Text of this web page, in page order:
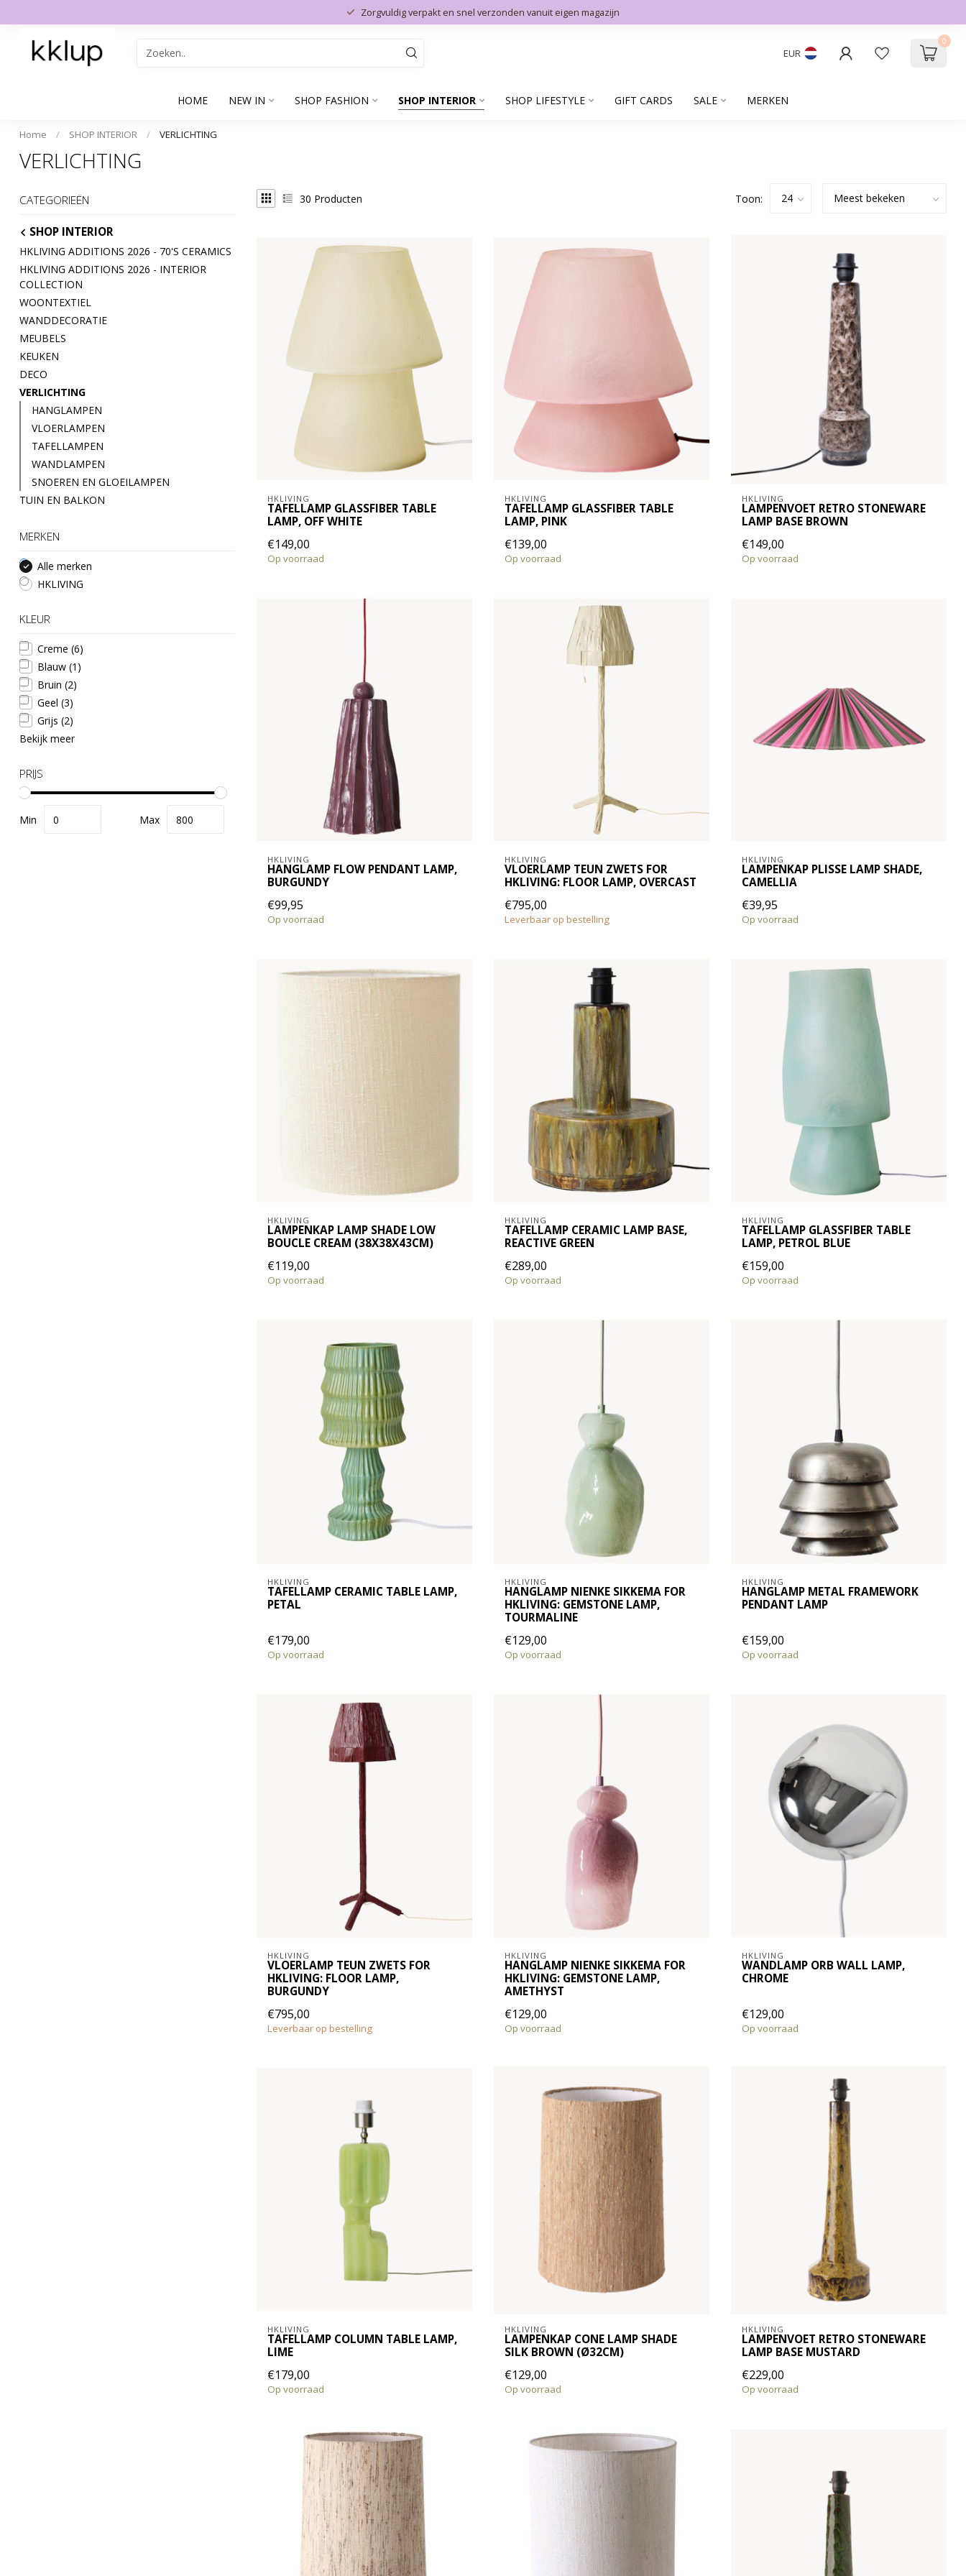
Zorgvuldig verpakt en snel verzonden vanuit eigen magazijn
EUR
0
HOME NEW IN SHOP FASHION SHOP INTERIOR SHOP LIFESTYLE GIFT CARDS SALE MERKEN
Home / SHOP INTERIOR / VERLICHTING
VERLICHTING
CATEGORIEËN
SHOP INTERIOR
HKLIVING ADDITIONS 2026 - 70'S CERAMICS
HKLIVING ADDITIONS 2026 - INTERIOR
COLLECTION
WOONTEXTIEL
WANDDECORATIE
MEUBELS
KEUKEN
DECO
VERLICHTING
HANGLAMPEN
VLOERLAMPEN
TAFELLAMPEN
WANDLAMPEN
SNOEREN EN GLOEILAMPEN
TUIN EN BALKON
MERKEN
Alle merken
HKLIVING
KLEUR
Creme (6)
Blauw (1)
Bruin (2)
Geel (3)
Grijs (2)
Bekijk meer
PRIJS
Min Max
30 Producten Toon:
HKLIVING
TAFELLAMP GLASSFIBER TABLE
LAMP, OFF WHITE
€149,00
Op voorraad
HKLIVING
TAFELLAMP GLASSFIBER TABLE
LAMP, PINK
€139,00
Op voorraad
HKLIVING
LAMPENVOET RETRO STONEWARE
LAMP BASE BROWN
€149,00
Op voorraad
HKLIVING
HANGLAMP FLOW PENDANT LAMP,
BURGUNDY
€99,95
Op voorraad
HKLIVING
VLOERLAMP TEUN ZWETS FOR
HKLIVING: FLOOR LAMP, OVERCAST
€795,00
Leverbaar op bestelling
HKLIVING
LAMPENKAP PLISSE LAMP SHADE,
CAMELLIA
€39,95
Op voorraad
HKLIVING
LAMPENKAP LAMP SHADE LOW
BOUCLE CREAM (38X38X43CM)
€119,00
Op voorraad
HKLIVING
TAFELLAMP CERAMIC LAMP BASE,
REACTIVE GREEN
€289,00
Op voorraad
HKLIVING
TAFELLAMP GLASSFIBER TABLE
LAMP, PETROL BLUE
€159,00
Op voorraad
HKLIVING
TAFELLAMP CERAMIC TABLE LAMP,
PETAL
€179,00
Op voorraad
HKLIVING
HANGLAMP NIENKE SIKKEMA FOR
HKLIVING: GEMSTONE LAMP,
TOURMALINE
€129,00
Op voorraad
HKLIVING
HANGLAMP METAL FRAMEWORK
PENDANT LAMP
€159,00
Op voorraad
HKLIVING
VLOERLAMP TEUN ZWETS FOR
HKLIVING: FLOOR LAMP,
BURGUNDY
€795,00
Leverbaar op bestelling
HKLIVING
HANGLAMP NIENKE SIKKEMA FOR
HKLIVING: GEMSTONE LAMP,
AMETHYST
€129,00
Op voorraad
HKLIVING
WANDLAMP ORB WALL LAMP,
CHROME
€129,00
Op voorraad
HKLIVING
TAFELLAMP COLUMN TABLE LAMP,
LIME
€179,00
Op voorraad
HKLIVING
LAMPENKAP CONE LAMP SHADE
SILK BROWN (Ø32CM)
€129,00
Op voorraad
HKLIVING
LAMPENVOET RETRO STONEWARE
LAMP BASE MUSTARD
€229,00
Op voorraad